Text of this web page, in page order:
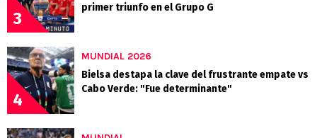
3
primer triunfo en el Grupo G
4
MUNDIAL 2026
Bielsa destapa la clave del frustrante empate vs
Cabo Verde: "Fue determinante"